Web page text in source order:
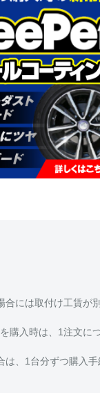
合には取付け工賃が
購入時は、1注文に
は、1台分ずつ購入手